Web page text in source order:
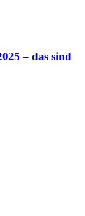
– das sind